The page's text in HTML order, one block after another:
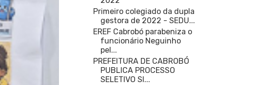
Primeiro colegiado da dupla
gestora de 2022 - SEDU...
EREF Cabrobó parabeniza o
funcionário Neguinho
pel...
PREFEITURA DE CABROBÓ
PUBLICA PROCESSO
SELETIVO SI...